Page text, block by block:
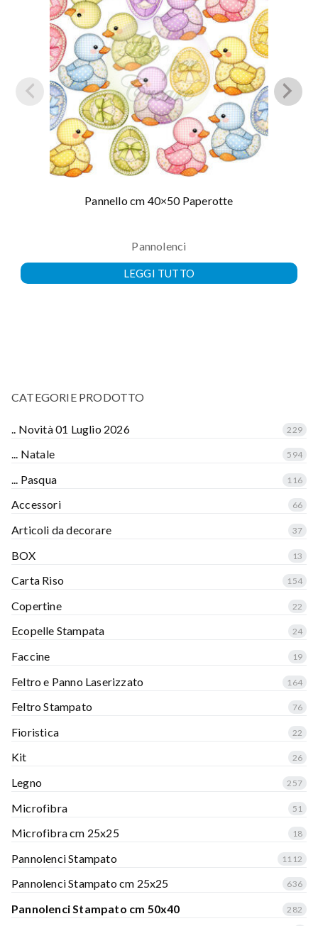
Pannello cm 40×50 Paperotte
Pannolenci
LEGGI TUTTO
CATEGORIE PRODOTTO
.. Novità 01 Luglio 2026 229
... Natale 594
... Pasqua 116
Accessori 66
Articoli da decorare 37
BOX 13
Carta Riso 154
Copertine 22
Ecopelle Stampata 24
Faccine 19
Feltro e Panno Laserizzato 164
Feltro Stampato 76
Fioristica 22
Kit 26
Legno 257
Microfibra 51
Microfibra cm 25x25 18
Pannolenci Stampato 1112
Pannolenci Stampato cm 25x25 636
Pannolenci Stampato cm 50x40 282